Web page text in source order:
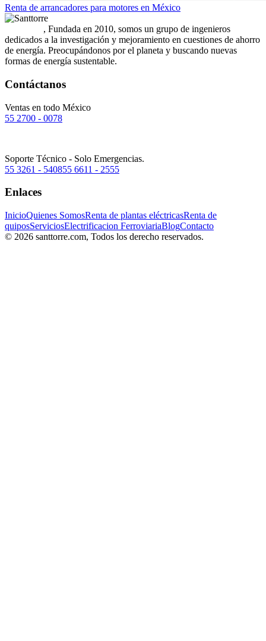
Renta de arrancadores para motores en México
, Fundada en 2010, somos un grupo de ingenieros
dedicados a la investigación y mejoramiento en cuestiones de ahorro
de energía. Preocupándonos por el planeta y buscando nuevas
formas de energía sustentable.
Contáctanos
Ventas en todo México
55 2700 - 0078
Soporte Técnico - Solo Emergencias.
55 3261 - 540855 6611 - 2555
Enlaces
InicioQuienes SomosRenta de plantas eléctricasRenta de
quiposServiciosElectrificacion FerroviariaBlogContacto
© 2026 santtorre.com, Todos los derecho reservados.